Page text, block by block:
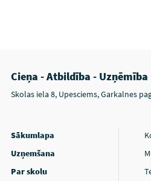
Cieņa - Atbildība - Uzņēmība
Skolas iela 8, Upesciems, Garkalnes
Sākumlapa
Uzņemšana
Par skolu